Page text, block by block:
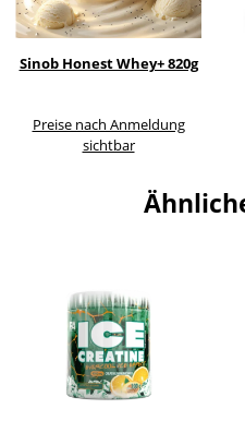
Sinob Honest Whey+ 820g
Preise nach Anmeldung
sichtbar